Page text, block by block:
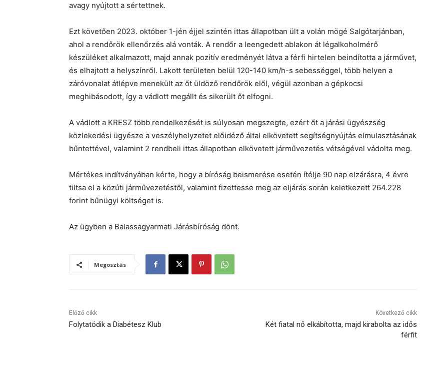
avagy nyújtott a sértettnek.
Ezt követően 2023. október 1-jén éjjel szintén ittas állapotban ült a volán mögé Salgótarjánban,
ahol a rendőrök ellenőrzés alá vonták. A rendőr a leengedett ablakon át légalkoholmérő
készüléket alkalmazott, majd annak pozitív eredményét látva a férfi hirtelen beindította a járművet,
és elhajtott a helyszínről. Lakott területen belül 120-140 km/h-s sebességgel, több helyen a
záróvonalat átlépve menekült az őt üldöző rendőrök elől, végül azonban a gépkocsi
meghibásodott, így a vádlott megállt és sikerült őt elfogni.
A vádlott a KRESZ több rendelkezését is súlyosan megszegte, ezért őt a járási ügyészség
közlekedési ügyésze a veszélyhelyzetet előidéző által elkövetett segítségnyújtás elmulasztásának
bűntettével, valamint 2 rendbeli ittas állapotban elkövetett járművezetés vétségével vádolta meg.
Mértékes indítványában kérte, hogy a bíróság beismerése esetén ítélje 90 nap elzárásra, 4 évre
tiltsa el a közúti járművezetéstől, valamint fizettesse meg az eljárás során keletkezett 264.228
forint bűnügyi költséget is.
Az ügyben a Balassagyarmati Járásbíróság dönt.
Megosztás
Előző cikk
Folytatódik a Diabétesz Klub
Következő cikk
Két fiatal nő elkábította, majd kirabolta az idős
férfit